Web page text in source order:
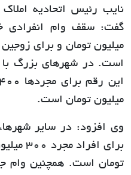
نایب رئیس اتحادیه
میلیون تومان و برای
میلیون تومان است.
وی افزود: در سایر
تومان است. همچنین وام